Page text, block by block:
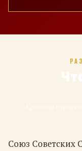
Союз Советских